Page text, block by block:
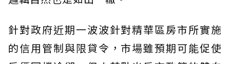
針對政府近期一波波針對精華區房市所實施
的信用管制與限貸令，市場雖預期可能促使